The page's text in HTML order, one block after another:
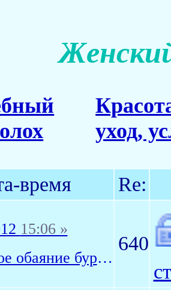
уход,
время Re:
15:06 »
Скромное обаяние буржуази
640